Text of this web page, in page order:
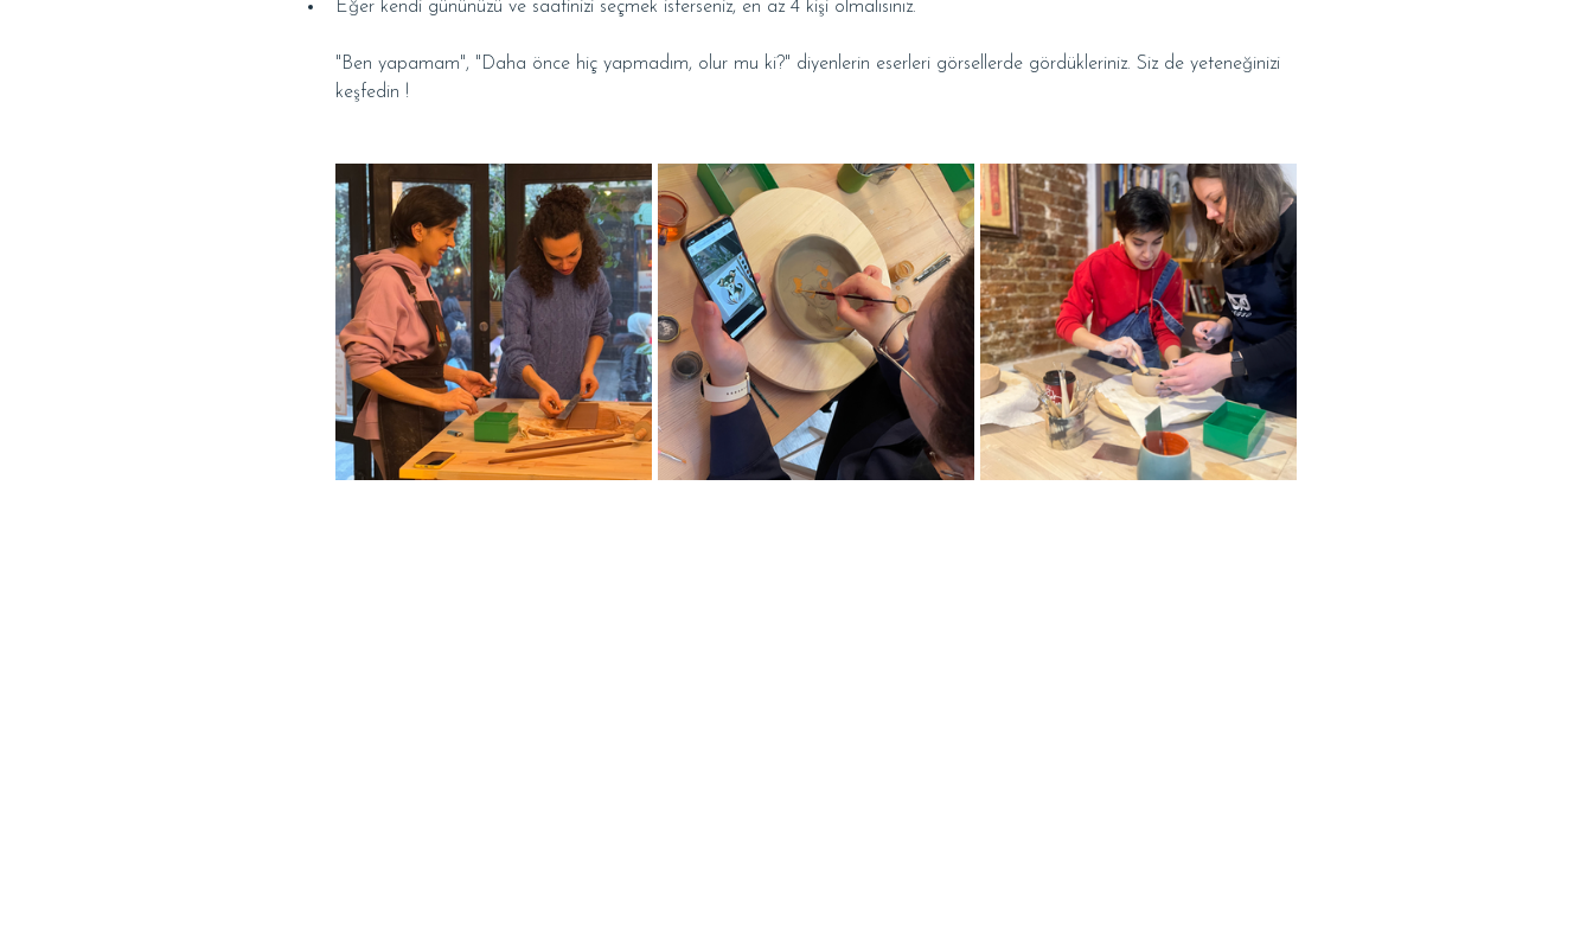
Eğer kendi gününüzü ve saatinizi seçmek isterseniz, en az 4 kişi olmalısınız.
"Ben yapamam", "Daha önce hiç yapmadım, olur mu ki?" diyenlerin eserleri görsellerde gördükleriniz. Siz de yeteneğinizi
keşfedin !